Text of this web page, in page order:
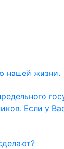
нашей жизни.
Если у